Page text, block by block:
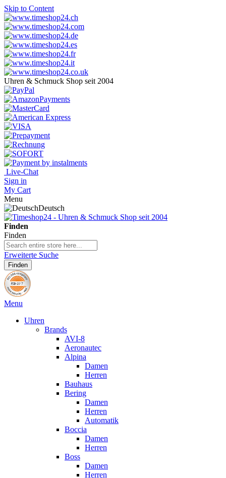
Skip to Content
Uhren & Schmuck Shop seit 2004
Live-Chat
Sign in
My Cart
Menu
Deutsch
Finden
Finden
Erweiterte Suche
Finden
Menu
Uhren
Brands
AVI-8
Aeronautec
Alpina
Damen
Herren
Bauhaus
Bering
Damen
Herren
Automatik
Boccia
Damen
Herren
Boss
Damen
Herren